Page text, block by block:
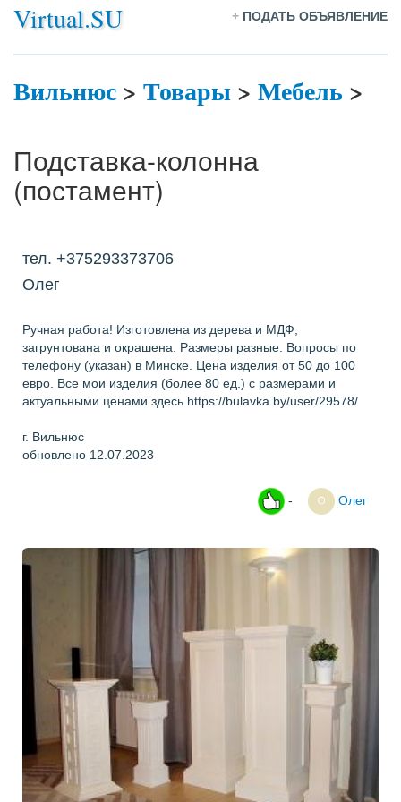
Virtual.SU + ПОДАТЬ ОБЪЯВЛЕНИЕ
Вильнюс> Товары> Мебель >
Подставка-колонна
(постамент)
тел. +375293373706
Олег
Ручная работа! Изготовлена из дерева и МДФ,
загрунтована и окрашена. Размеры разные. Вопросы по
телефону (указан) в Минске. Цена изделия от 50 до 100
евро. Все мои изделия (более 80 ед.) с размерами и
актуальными ценами здесь https://bulavka.by/user/29578/
г. Вильнюс
обновлено 12.07.2023
- Олег